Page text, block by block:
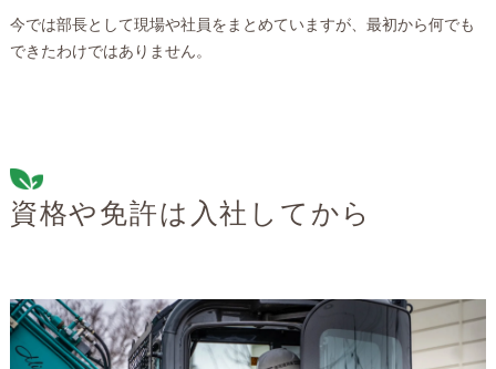
今では部長として現場や社員をまとめていますが、最初から何でも
できたわけではありません。
資格や免許は入社してから